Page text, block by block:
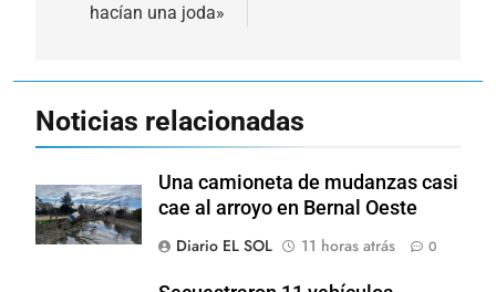
hacían una joda»
Noticias relacionadas
Una camioneta de mudanzas casi
cae al arroyo en Bernal Oeste
Diario EL SOL
11 horas atrás 0